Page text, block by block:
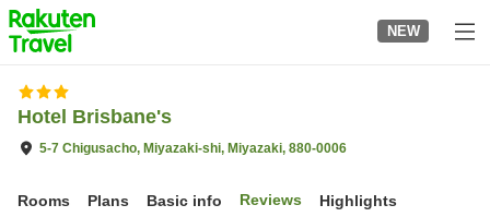
to
top
page
NEW
Hotel Brisbane's
5-7 Chigusacho, Miyazaki-shi, Miyazaki, 880-0006
Rooms Plans Basic info Reviews Highlights